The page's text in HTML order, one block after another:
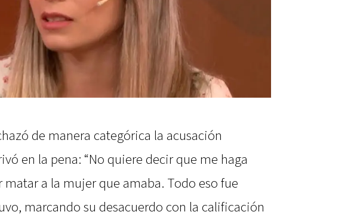
de manera categórica la acusación
en la pena: “No quiere decir que me haga
a la mujer que amaba. Todo eso fue
marcando su desacuerdo con la calificación